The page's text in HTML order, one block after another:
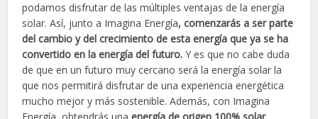
podamos disfrutar de las múltiples ventajas de la energía
solar. Así, junto a Imagina Energía, comenzarás a ser parte
del cambio y del crecimiento de esta energía que ya se ha
convertido en la energía del futuro. Y es que no cabe duda
de que en un futuro muy cercano será la energía solar la
que nos permitirá disfrutar de una experiencia energética
mucho mejor y más sostenible. Además, con Imagina